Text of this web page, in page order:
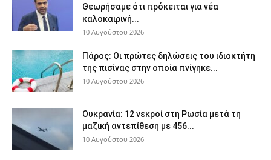
Θεωρήσαμε ότι πρόκειται για νέα
καλοκαιρινή...
10 Αυγούστου 2026
Πάρος: Οι πρώτες δηλώσεις του ιδιοκτήτη
της πισίνας στην οποία πνίγηκε...
10 Αυγούστου 2026
Ουκρανία: 12 νεκροί στη Ρωσία μετά τη
μαζική αντεπίθεση με 456...
10 Αυγούστου 2026